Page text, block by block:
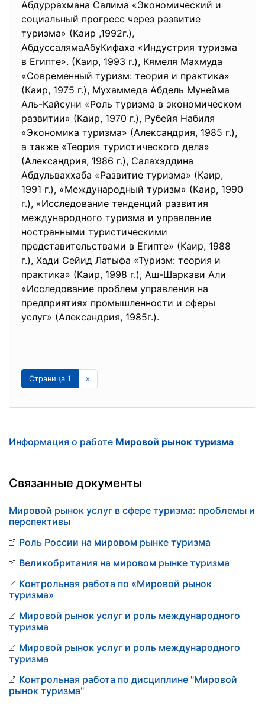
Абдуррахмана Салима «Экономический и
социальный прогресс через развитие
туризма» (Каир ,1992г.),
АбдуссалямаАбуКифаха «Индустрия туризма
в Египте». (Каир, 1993 г.), Кямеля Махмуда
«Современный туризм: теория и практика»
(Каир, 1975 г.), Мухаммеда Абдель Мунейма
Аль-Кайсуни «Роль туризма в экономическом
развитии» (Каир, 1970 г.), Рубейя Набиля
«Экономика туризма» (Александрия, 1985 г.),
а также «Теория туристического дела»
(Александрия, 1986 г.), Салахэддина
Абдульваххаба «Развитие туризма» (Каир,
1991 г.), «Международный туризм» (Каир, 1990
г.), «Исследование тенденций развития
международного туризма и управление
ностранными туристическими
представительствами в Египте» (Каир, 1988
г.), Хади Сейид Латыфа «Туризм: теория и
практика» (Каир, 1998 г.), Аш-Шаркави Али
«Исследование проблем управления на
предприятиях промышленности и сферы
услуг» (Александрия, 1985г.).
Страница 1 »
Информация о работе Мировой рынок туризма
Связанные документы
Мировой рынок услуг в сфере туризма: проблемы и
перспективы
Роль России на мировом рынке туризма
Великобритания на мировом рынке туризма
Контрольная работа по «Мировой рынок
туризма»
Мировой рынок услуг и роль международного
туризма
Мировой рынок услуг и роль международного
туризма
Контрольная работа по дисциплине "Мировой
рынок туризма"